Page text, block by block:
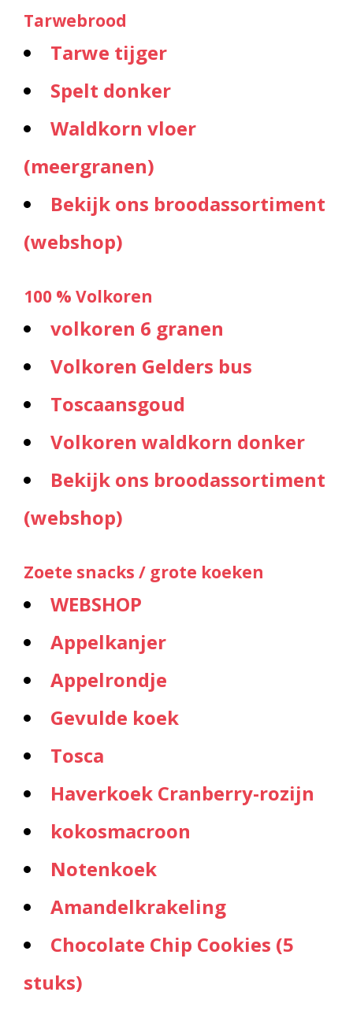
Tarwebrood
Tarwe tijger
Spelt donker
Waldkorn vloer
(meergranen)
Bekijk ons broodassortiment
(webshop)
100 % Volkoren
volkoren 6 granen
Volkoren Gelders bus
Toscaansgoud
Volkoren waldkorn donker
Bekijk ons broodassortiment
(webshop)
Zoete snacks / grote koeken
WEBSHOP
Appelkanjer
Appelrondje
Gevulde koek
Tosca
Haverkoek Cranberry-rozijn
kokosmacroon
Notenkoek
Amandelkrakeling
Chocolate Chip Cookies (5
stuks)